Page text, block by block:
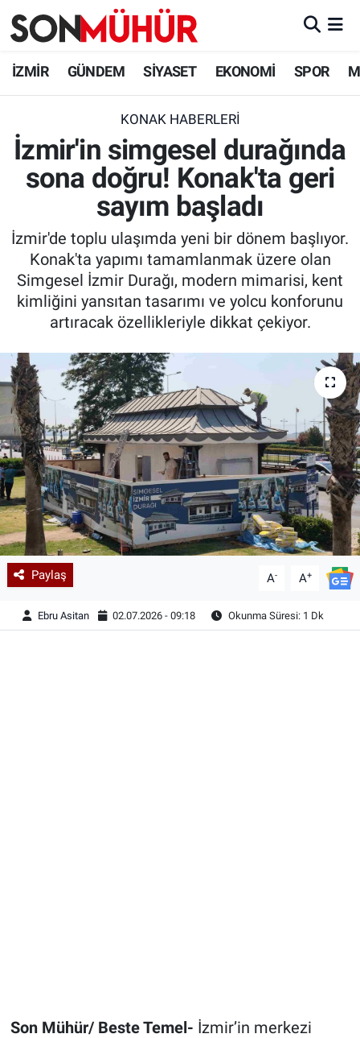
İZMİR GÜNDEM SİYASET EKONOMİ SPOR
KONAK HABERLERI
İzmir'in simgesel durağında
sona doğru! Konak'ta geri
sayım başladı
İzmir'de toplu ulaşımda yeni bir dönem başlıyor.
Konak'ta yapımı tamamlanmak üzere olan
Simgesel İzmir Durağı, modern mimarisi, kent
kimliğini yansıtan tasarımı ve yolcu konforunu
artıracak özellikleriyle dikkat çekiyor.
Paylaş A- A+
Ebru Asitan 02.07.2026 - 09:18 Okunma Süresi: 1 Dk
Son Mühür/ Beste Temel- İzmir’in merkezi
İzmir Nöbetçi Eczaneler
İzmir Namaz Vakitleri
İzmir Trafik Yoğunluk Haritası
Süper Lig Puan Durumu ve Fikstür
Tüm Manşetler
Son Dakika Haberleri
Haber Arşivi